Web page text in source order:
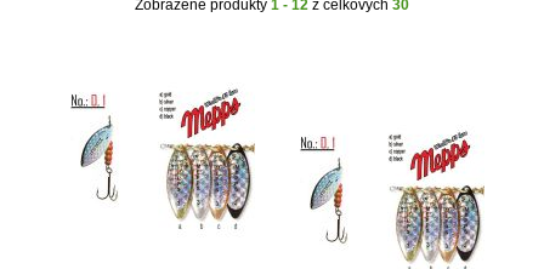
Zobrazené produkty 1 - 12 z celkových 30